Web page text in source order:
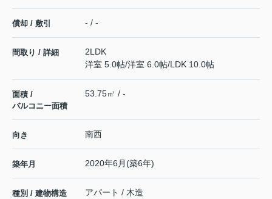
償却 / 敷引 - / -
間取り / 詳細
2LDK
洋室 5.0帖/洋室 6.0帖/LDK 10.0帖
面積 /
バルコニー面積
53.75㎡ / -
向き 南西
築年月 2020年6月(築6年)
種別 / 建物構造 アパート / 木造